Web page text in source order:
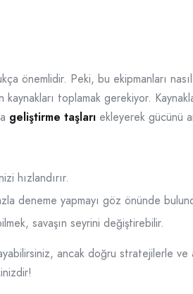
önemlidir. Peki, bu ekipmanları
toplamak gerekiyor.
geliştirme taşları ekleyerek gücünü
hızlandırır.
deneme yapmayı göz önünde
savaşın seyrini değiştirebilir.
ancak doğru stratejilerle